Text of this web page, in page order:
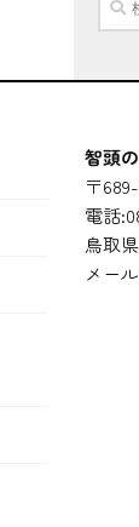
索:
智頭
〒
電話
鳥取
メー